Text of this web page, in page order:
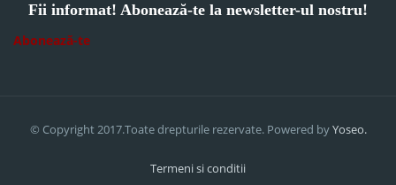
Fii informat! Abonează-te la newsletter-ul nostru!
Abonează-te
© Copyright 2017.Toate drepturile rezervate. Powered byYoseo.
Termeni si conditii